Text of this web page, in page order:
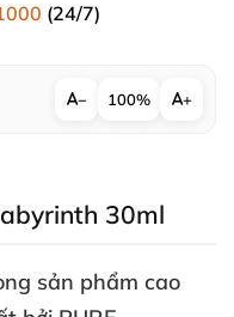
(24/7)
− 100% +
30ml
sản phẩm cao